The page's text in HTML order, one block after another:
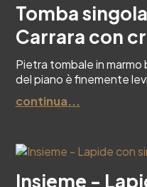
Tomba
Carrara con
Pietra tombale in marmo
del piano è finemente
continua...
Insieme -